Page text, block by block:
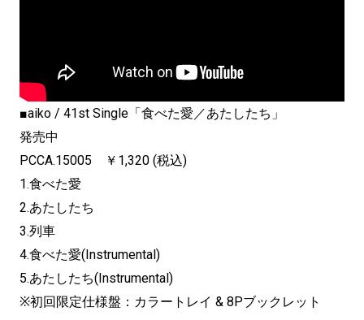
■aiko / 41st Single「食べた愛／あたしたち」
発売中
PCCA.15005 ￥1,320 (税込)
1.食べた愛
2.あたしたち
3.列車
4.食べた愛(Instrumental)
5.あたしたち(Instrumental)
※初回限定仕様盤：カラートレイ & 8Pブックレット